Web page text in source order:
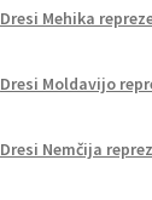
Dresi Mehika
Dresi Moldavijo
Dresi Nemčija